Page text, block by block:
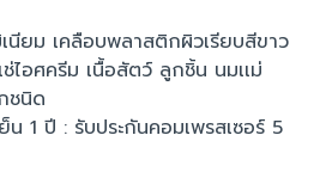
ยม เคลือบพลาสติกผิวเรียบสีขาว
ช่ไอศครีม เนื้อสัตว์ ลูกชิ้น นมเเม่
ชนิด
น 1 ปี : รับประกันคอมเพรสเซอร์ 5